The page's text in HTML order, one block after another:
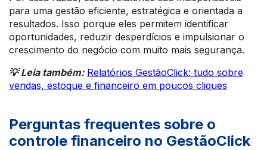
para uma gestão eficiente, estratégica e orientada a
resultados. Isso porque eles permitem identificar
oportunidades, reduzir desperdícios e impulsionar o
crescimento do negócio com muito mais segurança.
💡 Leia também: Relatórios GestãoClick: tudo sobre
vendas, estoque e financeiro em poucos cliques
Perguntas frequentes sobre o
controle financeiro no GestãoClick